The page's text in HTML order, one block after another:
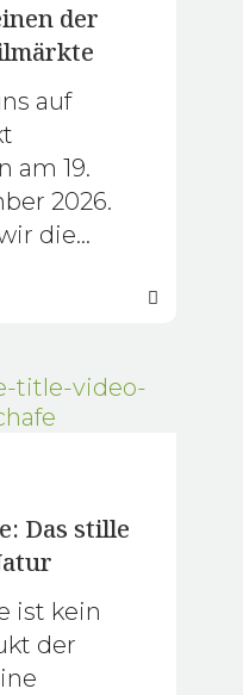
der
auf
am 19.
2026.
die
Das stille
ist kein
der